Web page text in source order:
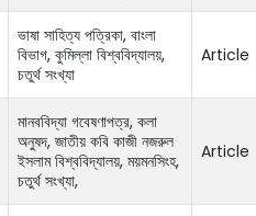
ভাষা সাহিত্য পত্রিকা, বাংলা
বিভাগ, কুমিল্লা বিশ্ববিদ্যালয়,
চতুর্থ সংখ্যা
Article
মানববিদ্যা গবেষণাপত্র, কলা
অনুষদ, জাতীয় কবি কাজী নজরুল
ইসলাম বিশ্ববিদ্যালয়, ময়মনসিংহ,
চতুর্থ সংখ্যা,
Article